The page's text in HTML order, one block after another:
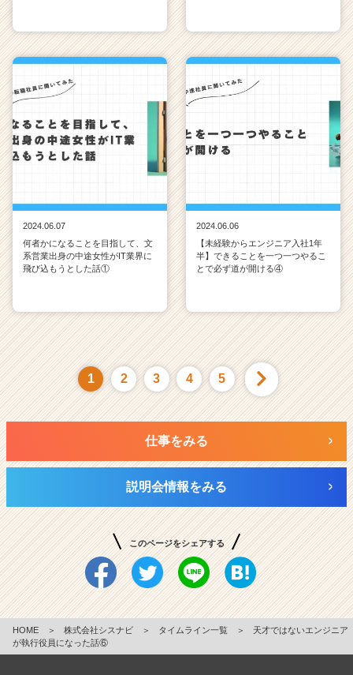
2024.06.07
何者かになることを目指して、文
系営業出身の中途女性がIT業界に
飛び込もうとした話①
2024.06.06
【未経験からエンジニア入社1年
半】できることを一つ一つやるこ
とで必ず道が開ける④
1 2 3 4 5
仕事をみる
説明会情報をみる
このページをシェアする
HOME ＞ 株式会社シスナビ ＞ タイムライン一覧 ＞
天才ではないエンジニア
が執行役員になった話⑥